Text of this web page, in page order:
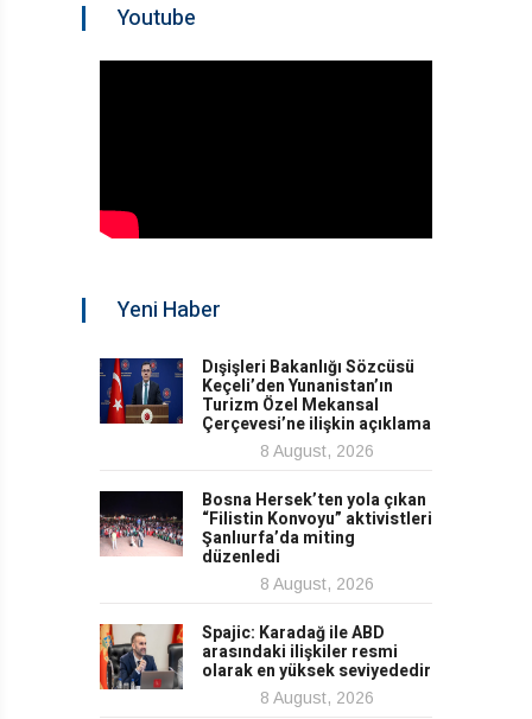
Youtube
Yeni Haber
Dışişleri Bakanlığı Sözcüsü
Keçeli’den Yunanistan’ın
Turizm Özel Mekansal
Çerçevesi’ne ilişkin açıklama
8 August, 2026
Bosna Hersek’ten yola çıkan
“Filistin Konvoyu” aktivistleri
Şanlıurfa’da miting
düzenledi
8 August, 2026
Spajic: Karadağ ile ABD
arasındaki ilişkiler resmi
olarak en yüksek seviyededir
8 August, 2026